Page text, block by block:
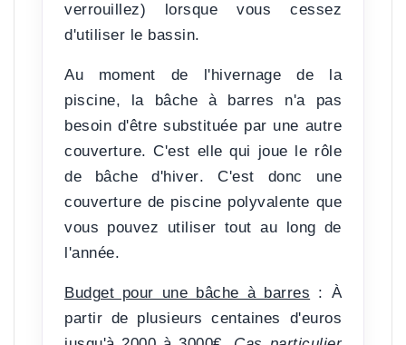
verrouillez) lorsque vous cessez
d'utiliser le bassin.
Au moment de l'hivernage de la
piscine, la bâche à barres n'a pas
besoin d'être substituée par une autre
couverture. C'est elle qui joue le rôle
de bâche d'hiver. C'est donc une
couverture de piscine polyvalente que
vous pouvez utiliser tout au long de
l'année.
Budget pour une bâche à barres : À
partir de plusieurs centaines d'euros